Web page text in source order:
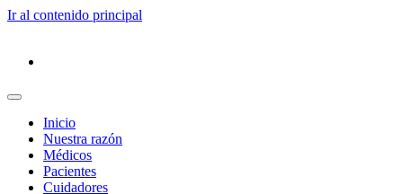
Ir al contenido principal
Inicio
Nuestra razón
Médicos
Pacientes
Cuidadores